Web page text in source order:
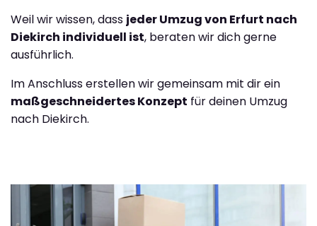
Weil wir wissen, dass jeder Umzug von Erfurt nach
Diekirch individuell ist, beraten wir dich gerne
ausführlich.
Im Anschluss erstellen wir gemeinsam mit dir ein
maßgeschneidertes Konzept für deinen Umzug
nach Diekirch.